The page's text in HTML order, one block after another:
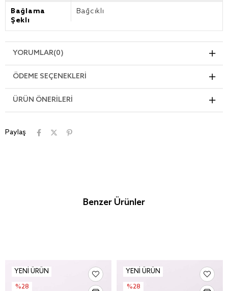
Bağlama
Şekli
Bağcıklı
YORUMLAR(0)
ÖDEME SEÇENEKLERI
ÜRÜN ÖNERILERI
Paylaş
Benzer Ürünler
YENI ÜRÜN
%28
YENI ÜRÜN
%28